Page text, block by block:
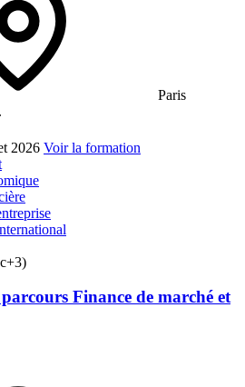
Paris
2026 Voir la formation
Finance de marché et